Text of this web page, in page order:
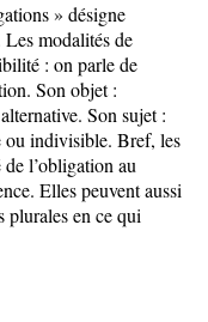
» désigne
Les modalités de
: on parle de
Son objet :
Son sujet :
ou indivisible. Bref, les
l’obligation au
Elles peuvent aussi
plurales en ce qui